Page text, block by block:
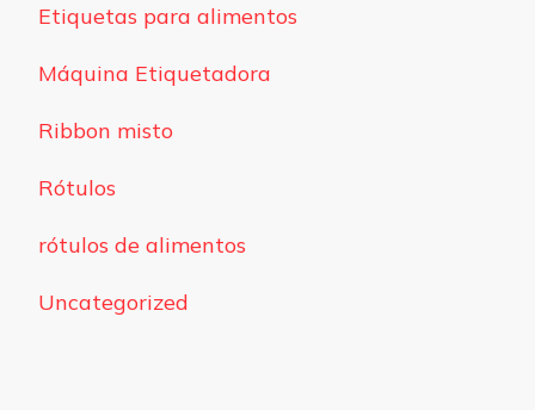
Etiquetas para alimentos
Máquina Etiquetadora
Ribbon misto
Rótulos
rótulos de alimentos
Uncategorized